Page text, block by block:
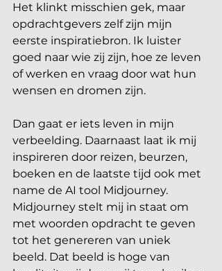
Het klinkt misschien gek, maar
opdrachtgevers zelf zijn mijn
eerste inspiratiebron. Ik luister
goed naar wie zij zijn, hoe ze leven
of werken en vraag door wat hun
wensen en dromen zijn.
Dan gaat er iets leven in mijn
verbeelding. Daarnaast laat ik mij
inspireren door reizen, beurzen,
boeken en de laatste tijd ook met
name de AI tool Midjourney.
Midjourney stelt mij in staat om
met woorden opdracht te geven
tot het genereren van uniek
beeld. Dat beeld is hoge van